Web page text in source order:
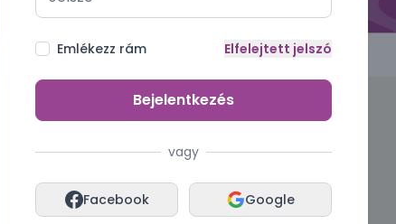
Emlékezz rám Elfelejtett jelszó
Bejelentkezés
vagy
Facebook Google